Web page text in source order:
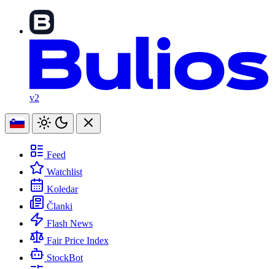
v2
Feed
Watchlist
Koledar
Članki
Flash News
Fair Price Index
StockBot